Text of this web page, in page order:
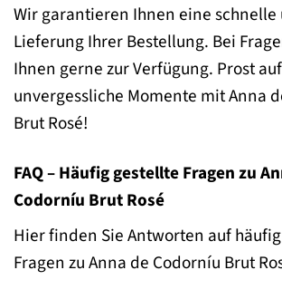
Wir garantieren Ihnen eine schnelle
Lieferung Ihrer Bestellung. Bei
Ihnen gerne zur Verfügung. Prost auf
unvergessliche Momente mit Anna
Brut Rosé!
FAQ – Häufig gestellte Fragen zu
Codorníu Brut Rosé
Hier finden Sie Antworten auf
Fragen zu Anna de Codorníu Brut